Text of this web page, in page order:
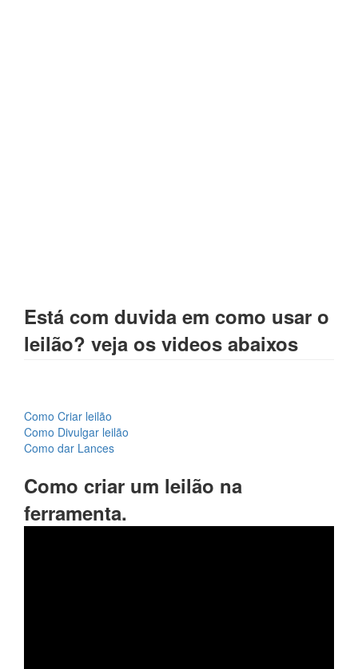
Está com duvida em como usar o
leilão? veja os videos abaixos
Como Criar leilão
Como Divulgar leilão
Como dar Lances
Como criar um leilão na
ferramenta.